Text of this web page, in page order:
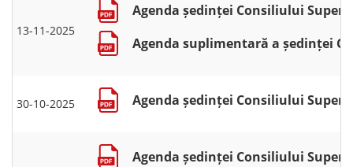
13-11-2025
Agenda ședinței Consiliului
Agenda suplimentară a ședinței
30-10-2025 Agenda ședinței Consiliului
Agenda ședinței Consiliului